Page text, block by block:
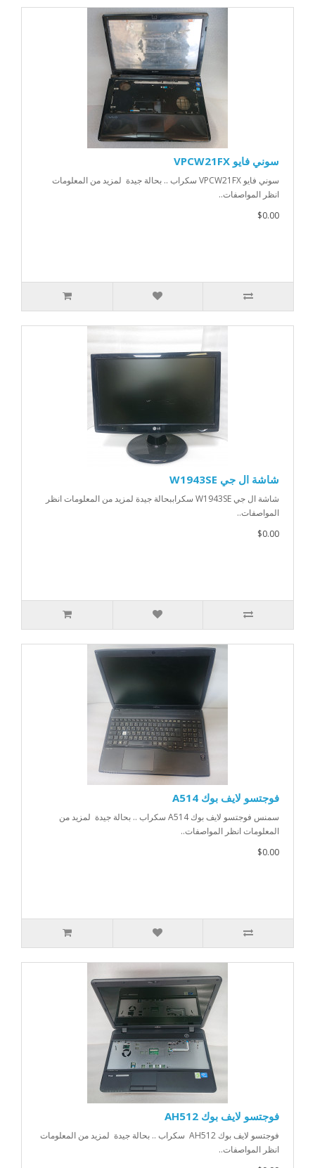
سوني فايو VPCW21FX
سوني فايو VPCW21FX سكراب .. بحالة جيدة لمزيد من المعلومات
انظر المواصفات..
$0.00
شاشة ال جي W1943SE
شاشة ال جي W1943SE سكراببحالة جيدة لمزيد من المعلومات انظر
المواصفات..
$0.00
فوجتسو لايف بوك A514
سمنس فوجتسو لايف بوك A514 سكراب .. بحالة جيدة لمزيد من
المعلومات انظر المواصفات..
$0.00
فوجتسو لايف بوك AH512
فوجتسو لايف بوك AH512 سكراب .. بحالة جيدة لمزيد من المعلومات
انظر المواصفات..